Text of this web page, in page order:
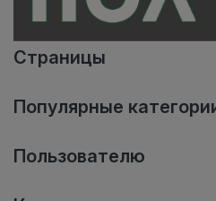
Страницы
Популярные
Пользователю